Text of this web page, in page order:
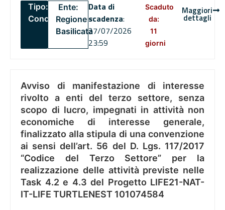
Tipo:
Concorsi
Ente:
Regione
Basilicata
Data di
scadenza:
27/07/2026
23:59
Scaduto
da:
11
giorni
Maggiori
dettagli
Avviso di manifestazione di interesse
rivolto a enti del terzo settore, senza
scopo di lucro, impegnati in attività non
economiche di interesse generale,
finalizzato alla stipula di una convenzione
ai sensi dell’art. 56 del D. Lgs. 117/2017
“Codice del Terzo Settore” per la
realizzazione delle attività previste nelle
Task 4.2 e 4.3 del Progetto LIFE21-NAT-
IT-LIFE TURTLENEST 101074584